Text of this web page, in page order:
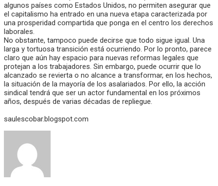
algunos países como Estados Unidos, no permiten asegurar que
el capitalismo ha entrado en una nueva etapa caracterizada por
una prosperidad compartida que ponga en el centro los derechos
laborales.
No obstante, tampoco puede decirse que todo sigue igual. Una
larga y tortuosa transición está ocurriendo. Por lo pronto, parece
claro que aún hay espacio para nuevas reformas legales que
protejan a los trabajadores. Sin embargo, puede ocurrir que lo
alcanzado se revierta o no alcance a transformar, en los hechos,
la situación de la mayoría de los asalariados. Por ello, la acción
sindical tendrá que ser un actor fundamental en los próximos
años, después de varias décadas de repliegue.
saulescobar.blogspot.com